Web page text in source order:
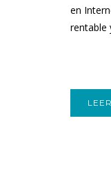
en
rentable